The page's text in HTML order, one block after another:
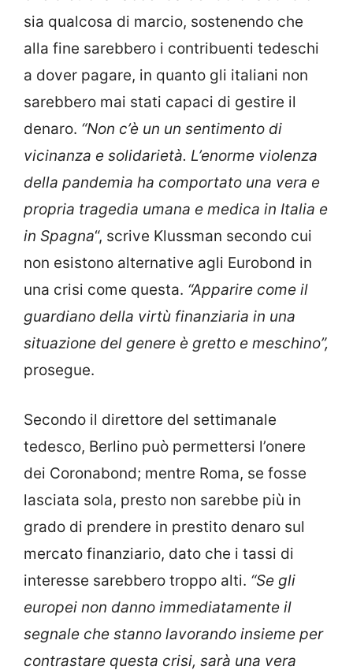
sia qualcosa di marcio, sostenendo che
alla fine sarebbero i contribuenti tedeschi
a dover pagare, in quanto gli italiani non
sarebbero mai stati capaci di gestire il
denaro. “Non c’è un un sentimento di
vicinanza e solidarietà. L’enorme violenza
della pandemia ha comportato una vera e
propria tragedia umana e medica in Italia e
in Spagna“, scrive Klussman secondo cui
non esistono alternative agli Eurobond in
una crisi come questa. “Apparire come il
guardiano della virtù finanziaria in una
situazione del genere è gretto e meschino”,
prosegue.
Secondo il direttore del settimanale
tedesco, Berlino può permettersi l’onere
dei Coronabond; mentre Roma, se fosse
lasciata sola, presto non sarebbe più in
grado di prendere in prestito denaro sul
mercato finanziario, dato che i tassi di
interesse sarebbero troppo alti. “Se gli
europei non danno immediatamente il
segnale che stanno lavorando insieme per
contrastare questa crisi, sarà una vera